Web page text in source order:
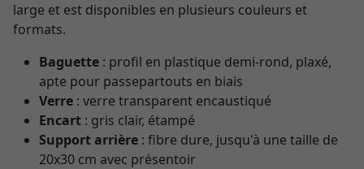
large et est disponibles en plusieurs couleurs et
formats.
Baguette : profil en plastique demi-rond, plaxé,
apte pour passepartouts en biais
Verre : verre transparent encaustiqué
Encart : gris clair, étampé
Support arrière : fibre dure, jusqu'à une taille de
20x30 cm avec présentoir